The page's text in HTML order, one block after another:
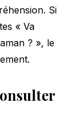
Si
« Va
? », le